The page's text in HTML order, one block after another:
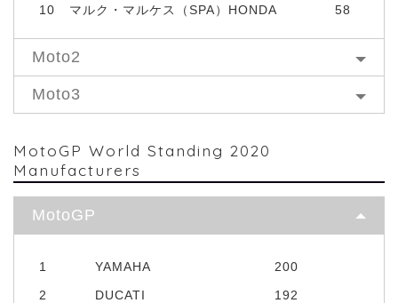
10 マルク・マルケス（SPA）HONDA 58
Moto2
Moto3
MotoGP World Standing 2020
Manufacturers
MotoGP
1 YAMAHA
200
2
DUCATI
192